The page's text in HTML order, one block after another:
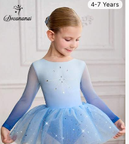
4-7 Years